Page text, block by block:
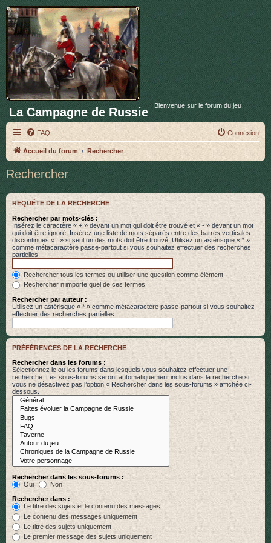
La Campagne de Russie Bienvenue sur le forum du jeu
FAQ Connexion
Accueil du forum Rechercher
Rechercher
REQUÊTE DE LA RECHERCHE
Rechercher par mots-clés :
Insérez le caractère « + » devant un mot qui doit être trouvé et « - » devant un mot
qui doit être ignoré. Insérez une liste de mots séparés entre des barres verticales
discontinues « | » si seul un des mots doit être trouvé. Utilisez un astérisque « * »
comme métacaractère passe-partout si vous souhaitez effectuer des recherches
partielles.
Rechercher tous les termes ou utiliser une question comme élément
Rechercher n’importe quel de ces termes
Rechercher par auteur :
Utilisez un astérisque « * » comme métacaractère passe-partout si vous souhaitez
effectuer des recherches partielles.
PRÉFÉRENCES DE LA RECHERCHE
Rechercher dans les forums :
Sélectionnez le ou les forums dans lesquels vous souhaitez effectuer une
recherche. Les sous-forums seront automatiquement inclus dans la recherche si
vous ne désactivez pas l’option « Rechercher dans les sous-forums » affichée ci-
dessous.
Rechercher dans les sous-forums :
Oui
Non
Rechercher dans :
Le titre des sujets et le contenu des messages
Le contenu des messages uniquement
Le titre des sujets uniquement
Le premier message des sujets uniquement